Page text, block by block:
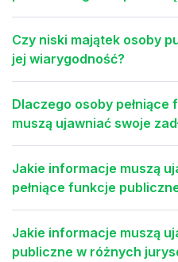
Czy niski majątek osoby
jej wiarygodność?
Dlaczego osoby pełniące
muszą ujawniać swoje
Jakie informacje muszą
pełniące funkcje
Jakie informacje muszą
publiczne w różnych